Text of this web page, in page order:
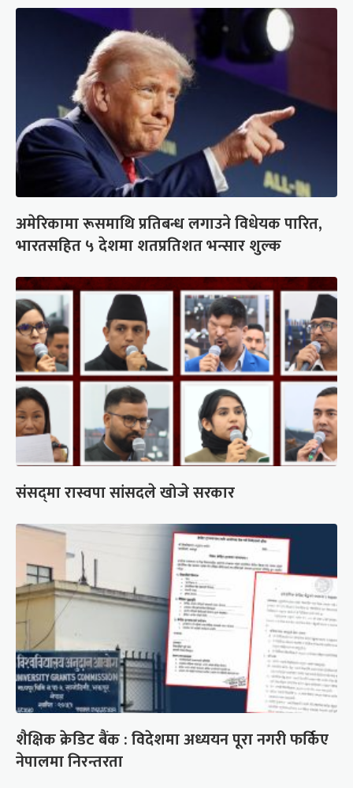
अमेरिकामा रूसमाथि प्रतिबन्ध लगाउने विधेयक पारित,
भारतसहित ५ देशमा शतप्रतिशत भन्सार शुल्क
संसद्‍मा रास्वपा सांसदले खोजे सरकार
शैक्षिक क्रेडिट बैंक : विदेशमा अध्ययन पूरा नगरी फर्किए
नेपालमा निरन्तरता